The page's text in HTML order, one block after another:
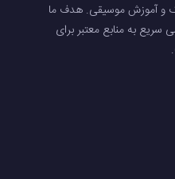
و آموزش موسیقی. هدف ما
به منابع معتبر برای